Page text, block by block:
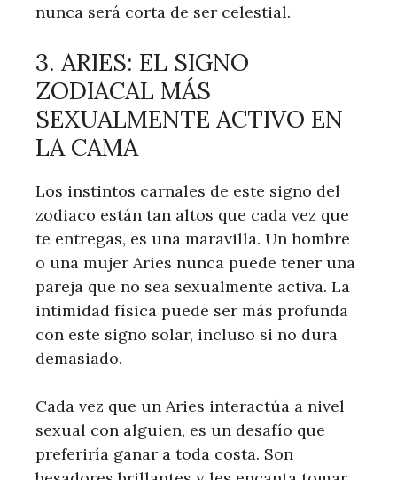
nunca será corta de ser celestial.
3. ARIES: EL SIGNO
ZODIACAL MÁS
SEXUALMENTE ACTIVO EN
LA CAMA
Los instintos carnales de este signo del
zodiaco están tan altos que cada vez que
te entregas, es una maravilla. Un hombre
o una mujer Aries nunca puede tener una
pareja que no sea sexualmente activa. La
intimidad física puede ser más profunda
con este signo solar, incluso si no dura
demasiado.
Cada vez que un Aries interactúa a nivel
sexual con alguien, es un desafío que
preferiría ganar a toda costa. Son